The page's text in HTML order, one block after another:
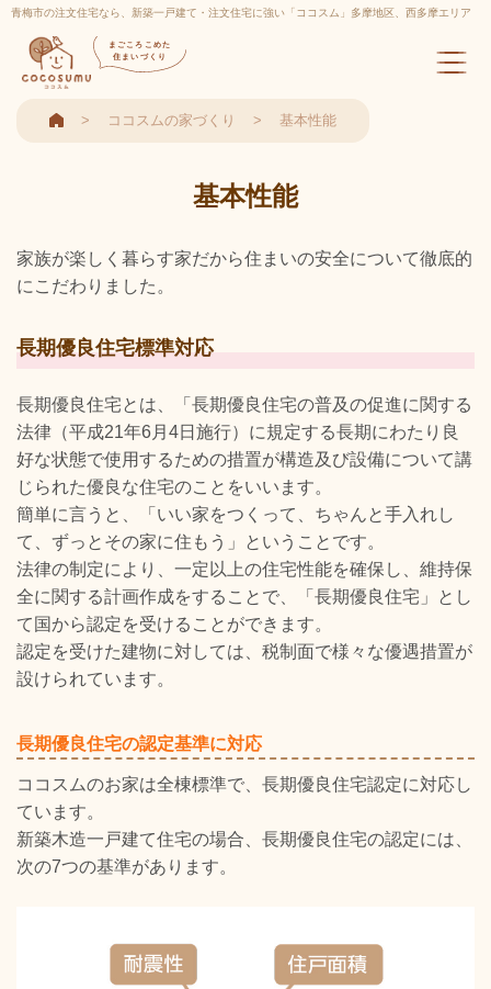
青梅市の注文住宅なら、新築一戸建て・注文住宅に強い「ココスム」多摩地区、西多摩エリア
実績多数
まごころこめた
住まいづくり
ココスムの家づくり 基本性能
基本性能
家族が楽しく暮らす家だから住まいの安全について徹底的
にこだわりました。
長期優良住宅標準対応
長期優良住宅とは、「長期優良住宅の普及の促進に関する
法律（平成21年6月4日施行）に規定する長期にわたり良
好な状態で使用するための措置が構造及び設備について講
じられた優良な住宅のことをいいます。
簡単に言うと、「いい家をつくって、ちゃんと手入れし
て、ずっとその家に住もう」ということです。
法律の制定により、一定以上の住宅性能を確保し、維持保
全に関する計画作成をすることで、「長期優良住宅」とし
て国から認定を受けることができます。
認定を受けた建物に対しては、税制面で様々な優遇措置が
設けられています。
長期優良住宅の認定基準に対応
ココスムのお家は全棟標準で、長期優良住宅認定に対応し
ています。
新築木造一戸建て住宅の場合、長期優良住宅の認定には、
次の7つの基準があります。